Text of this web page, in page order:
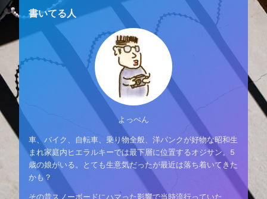
書いてる人
よっぺん
車、バイク、自転車、乗り物全般、洋パンクが好物な昭和生
まれ家庭内ヒエラルキーでは最下層に位置するオジサン。5
歳の娘がいる。とても生意気だったが最近は落ち着いてきた
かも？
その昔スノーボードにハマった影響で当時流行っていた